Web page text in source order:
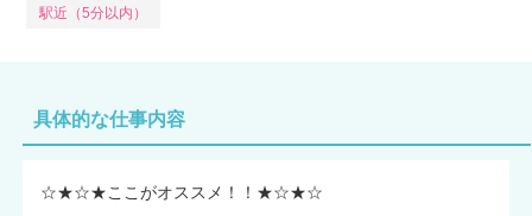
駅近（5分以内）
具体的な仕事内容
☆★☆★ここがオススメ！！★☆★☆